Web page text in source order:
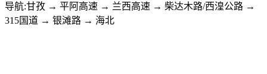
导航:甘孜 → 平阿高速 → 兰西高速 → 柴达木路/西湟公路 →
315国道 → 银滩路 → 海北